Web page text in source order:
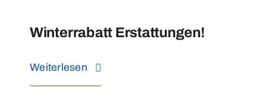
Galerie
Kontakt
Winterrabatt Erstattungen!
Weiterlesen